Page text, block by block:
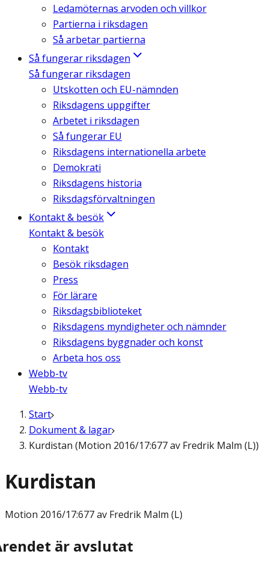
Ledamöternas arvoden och villkor
Partierna i riksdagen
Så arbetar partierna
Så fungerar riksdagen
Så fungerar riksdagen
Utskotten och EU-nämnden
Riksdagens uppgifter
Arbetet i riksdagen
Så fungerar EU
Riksdagens internationella arbete
Demokrati
Riksdagens historia
Riksdagsförvaltningen
Kontakt & besök
Kontakt & besök
Kontakt
Besök riksdagen
Press
För lärare
Riksdagsbiblioteket
Riksdagens myndigheter och nämnder
Riksdagens byggnader och konst
Arbeta hos oss
Webb-tv
Webb-tv
Start
Dokument & lagar
Kurdistan (Motion 2016/17:677 av Fredrik Malm (L))
Kurdistan
Motion 2016/17:677 av Fredrik Malm (L)
är avslutat